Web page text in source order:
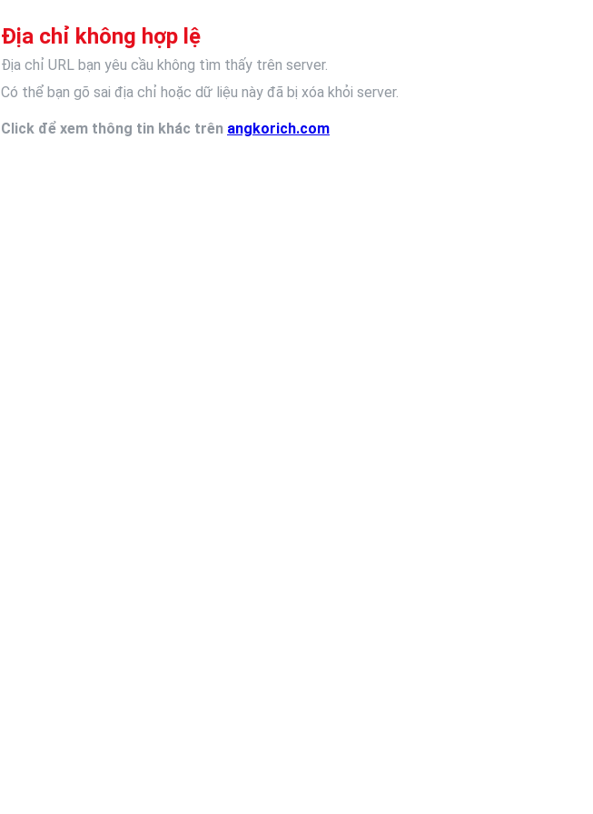
Địa chỉ không hợp lệ
Địa chỉ URL bạn yêu cầu không tìm thấy trên server.
Có thể bạn gõ sai địa chỉ hoặc dữ liệu này đã bị xóa khỏi server.
Click để xem thông tin khác trên angkorich.com